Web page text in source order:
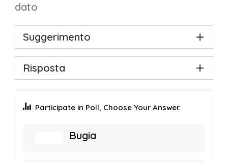
dato
Suggerimento
Risposta
Participate in Poll, Choose Your Answer.
Bugia